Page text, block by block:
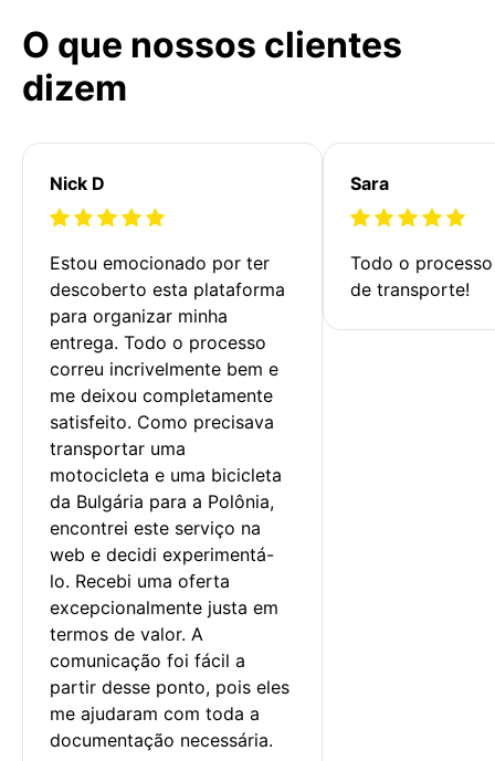
O que nossos clientes
dizem
Nick D
Estou emocionado por ter
descoberto esta plataforma
para organizar minha
entrega. Todo o processo
correu incrivelmente bem e
me deixou completamente
satisfeito. Como precisava
transportar uma
motocicleta e uma bicicleta
da Bulgária para a Polônia,
encontrei este serviço na
web e decidi experimentá-
lo. Recebi uma oferta
excepcionalmente justa em
termos de valor. A
comunicação foi fácil a
partir desse ponto, pois eles
me ajudaram com toda a
documentação necessária.
Sara
Todo o
de transporte!